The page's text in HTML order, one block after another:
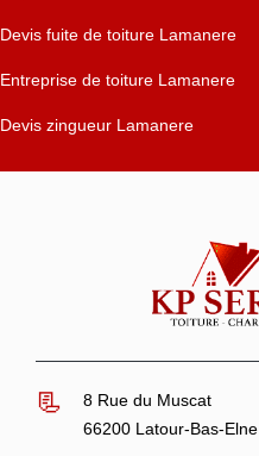
Devis fuite de toiture Lamanere
Entreprise de toiture Lamanere
Devis zingueur Lamanere
8 Rue du Muscat
66200 Latour-Bas-Elne